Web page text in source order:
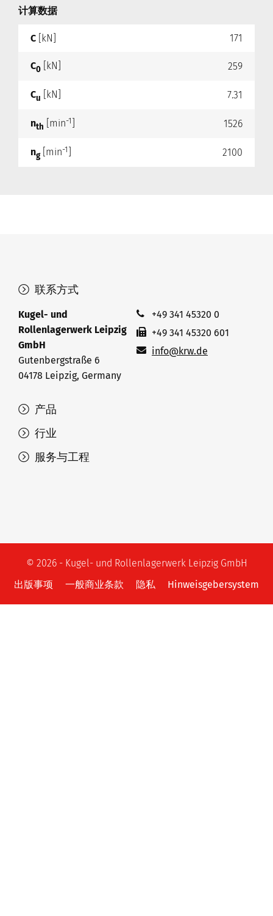
计算数据
C [kN] 171
C0 [kN] 259
Cu [kN] 7.31
nth [min-1 1526
ng[min-1 2100
产品
行业
服务与工程
联系方式
Kugel- und
Rollenlagerwerk Leipzig
GmbH
Gutenbergstraße 6
04178 Leipzig, Germany
+49 341 45320 0
+49 341 45320 601
info@krw.de
© 2026 - Kugel- und Rollenlagerwerk Leipzig GmbH
出版事项
一般商业条款 隐私 Hinweisgebersystem